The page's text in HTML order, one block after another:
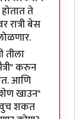
ते
बेस
तीला
करुन
आणि
खाउन"
शकत